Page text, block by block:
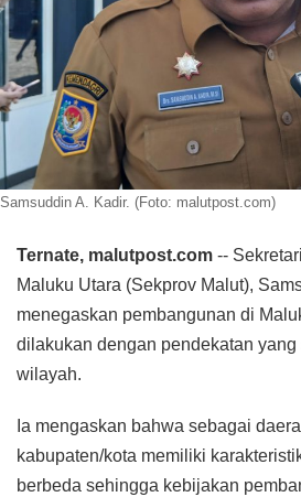
Samsuddin A. Kadir. (Foto: malutpost.com)
Ternate, malutpost.com --
Maluku Utara (Sekprov Malut),
menegaskan pembangunan di
dilakukan dengan pendekatan
wilayah.
Ia mengaskan bahwa sebagai
kabupaten/kota memiliki
berbeda sehingga kebijakan